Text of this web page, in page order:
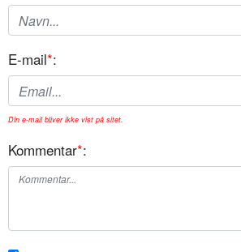
E-mail*:
Din e-mail bliver ikke vist på sitet.
Kommentar*: